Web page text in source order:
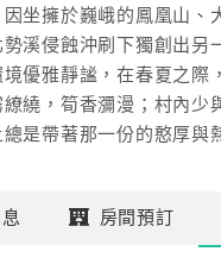
坐擁於巍峨的鳳凰山、
溪侵蝕沖刷下獨創出另
優雅靜謐，在春夏之際
繞，筍香瀰漫；村內少
是帶著那一份的憨厚與
樸而贏得「全國最美社區
坐擁於好山好水的環境
之餘消除身心疲憊且體驗
房間預訂